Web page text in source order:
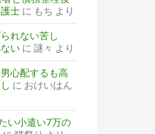
士 に もち より
れない苦し
い に 謎々 より
心配するも高
に おけいはん
い小遣い7万の